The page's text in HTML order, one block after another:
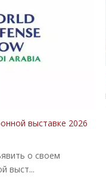
выставке 2026
о своем
выст...